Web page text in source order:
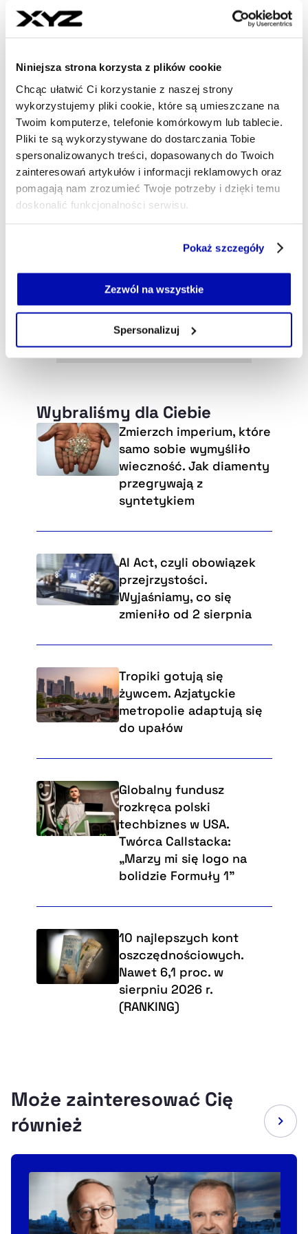
Niniejsza strona korzysta z plików cookie
Chcąc ułatwić Ci korzystanie z naszej strony
wykorzystujemy pliki cookie, które są umieszczane na
Twoim komputerze, telefonie komórkowym lub tablecie.
Pliki te są wykorzystywane do dostarczania Tobie
spersonalizowanych treści, dopasowanych do Twoich
zainteresowań artykułów i informacji reklamowych oraz
pomagają nam zrozumieć Twoje potrzeby i dzięki temu
doskonalić funkcjonalności serwisu.
Jeżeli nie wyrażasz zgody na zapisywanie plików cookie,
możesz łatwo zarządzać swoimi uprawnieniami, np. we
własnej przeglądarce internetowej lub po wybraniu opcji
Pokaż szczegóły
Zezwól na wszystkie
Spersonalizuj
Wybraliśmy dla Ciebie
Zmierzch imperium, które
samo sobie wymyśliło
wieczność. Jak diamenty
przegrywają z
syntetykiem
AI Act, czyli obowiązek
przejrzystości.
Wyjaśniamy, co się
zmieniło od 2 sierpnia
Tropiki gotują się
żywcem. Azjatyckie
metropolie adaptują się
do upałów
Globalny fundusz
rozkręca polski
techbiznes w USA.
Twórca Callstacka:
„Marzy mi się logo na
bolidzie Formuły 1”
10 najlepszych kont
oszczędnościowych.
Nawet 6,1 proc. w
sierpniu 2026 r.
(RANKING)
W XYZ piszę o bankach, ubezpieczycielach i
językiem. Lubię analizować regulacje i modele
biznesowe firm, wyłapywać trendy i zastanawiać
się nad ich implikacjami.
piotr.sobolewski@xyz.pl
Może zainteresować Cię
również